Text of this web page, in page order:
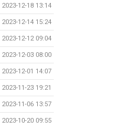
2023-12-18 13:14
2023-12-14 15:24
2023-12-12 09:04
2023-12-03 08:00
2023-12-01 14:07
2023-11-23 19:21
2023-11-06 13:57
2023-10-20 09:55